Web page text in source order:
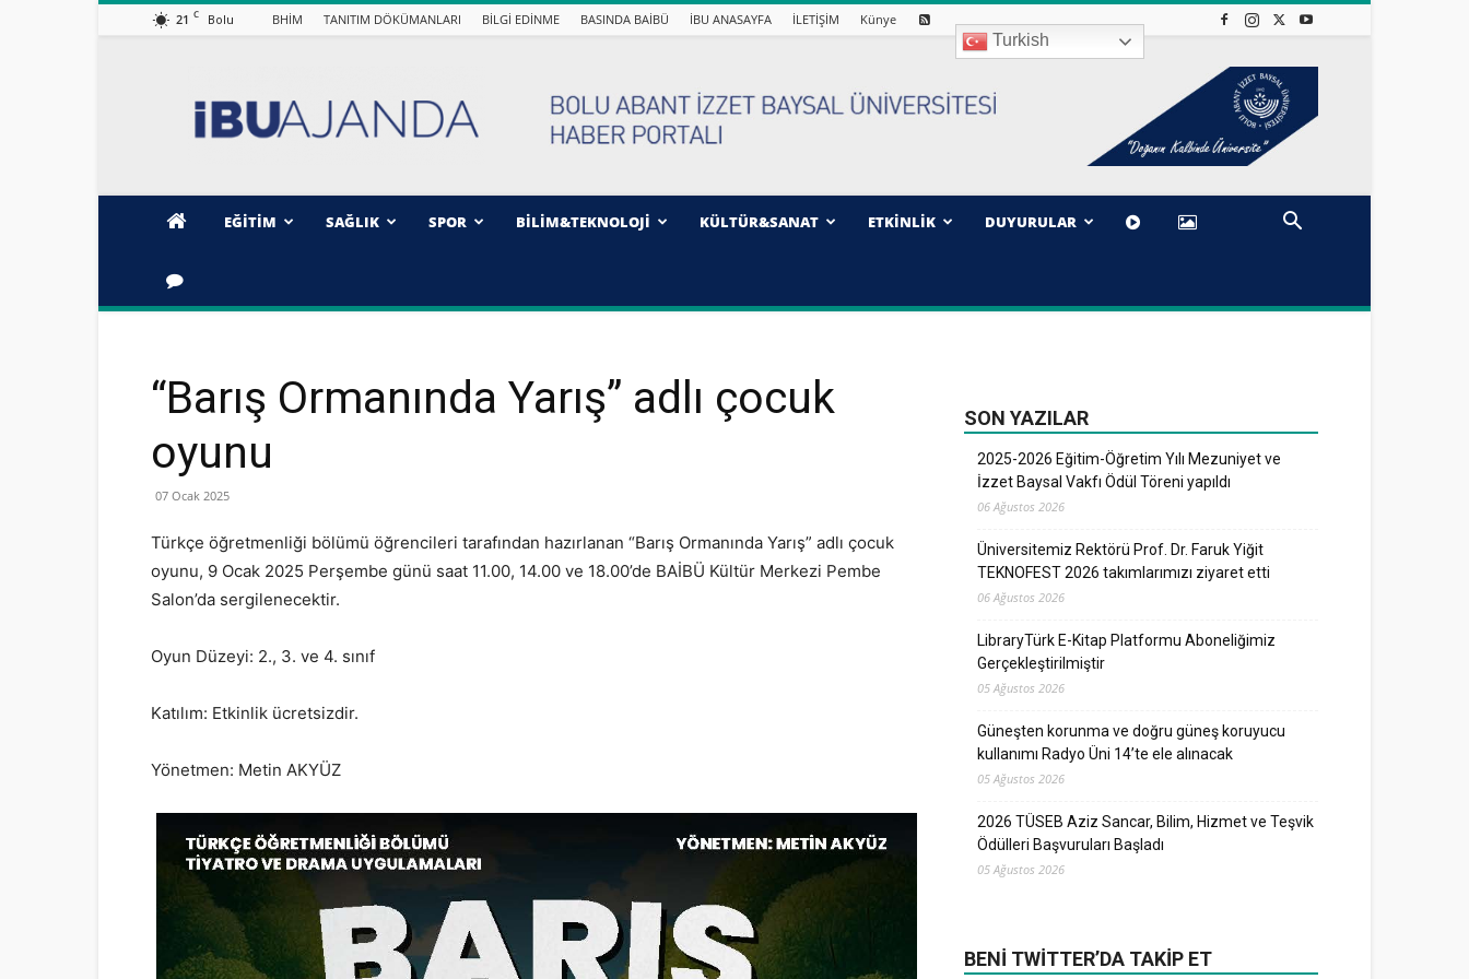
21 C Bolu BHİM TANITIM DÖKÜMANLARI BİLGİ EDİNME BASINDA BAİBÜ İBU ANASAYFA İLETİŞİM Künye
Turkish
EĞİTİM SAĞLIK SPOR BİLİM&TEKNOLOJİ KÜLTÜR&SANAT ETKİNLİK DUYURULAR
“Barış Ormanında Yarış” adlı çocuk
oyunu
07 Ocak 2025
Türkçe öğretmenliği bölümü öğrencileri tarafından hazırlanan “Barış Ormanında Yarış” adlı çocuk
oyunu, 9 Ocak 2025 Perşembe günü saat 11.00, 14.00 ve 18.00’de BAİBÜ Kültür Merkezi Pembe
Salon’da sergilenecektir.
Oyun Düzeyi: 2., 3. ve 4. sınıf
Katılım: Etkinlik ücretsizdir.
Yönetmen: Metin AKYÜZ
SON YAZILAR
2025-2026 Eğitim-Öğretim Yılı Mezuniyet ve
İzzet Baysal Vakfı Ödül Töreni yapıldı
06 Ağustos 2026
Üniversitemiz Rektörü Prof. Dr. Faruk Yiğit
TEKNOFEST 2026 takımlarımızı ziyaret etti
06 Ağustos 2026
LibraryTürk E-Kitap Platformu Aboneliğimiz
Gerçekleştirilmiştir
05 Ağustos 2026
Güneşten korunma ve doğru güneş koruyucu
kullanımı Radyo Üni 14’te ele alınacak
05 Ağustos 2026
2026 TÜSEB Aziz Sancar, Bilim, Hizmet ve Teşvik
Ödülleri Başvuruları Başladı
05 Ağustos 2026
BENI TWITTER’DA TAKIP ET